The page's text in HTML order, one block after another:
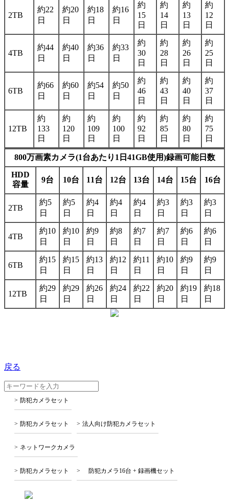
2TB
約22
日
約20
日
約18
日
約16
日
約
15
日
約
14
日
約
13
日
約
12
日
4TB
約44
日
約40
日
約36
日
約33
日
約
30
日
約
28
日
約
26
日
約
25
日
6TB
約66
日
約60
日
約54
日
約50
日
約
46
日
約
43
日
約
40
日
約
37
日
12TB
約
133
日
約
120
日
約
109
日
約
100
日
約
92
日
約
85
日
約
80
日
約
75
日
800万画素カメラ(1台あたり1日41GB使用)録画可能日数
HDD
容量
9台 10台 11台 12台 13台 14台 15台 16台
2TB
約5
日
約5
日
約4
日
約4
日
約4
日
約3
日
約3
日
約3
日
4TB
約10
日
約10
日
約9
日
約8
日
約7
日
約7
日
約6
日
約6
日
6TB
約15
日
約15
日
約13
日
約12
日
約11
日
約10
日
約9
日
約9
日
12TB
約29
日
約29
日
約26
日
約24
日
約22
日
約20
日
約19
日
約18
日
戻る
防犯カメラセット
防犯カメラセット 法人向け防犯カメラセット
ネットワークカメラ
防犯カメラセット 防犯カメラ16台 + 録画機セット